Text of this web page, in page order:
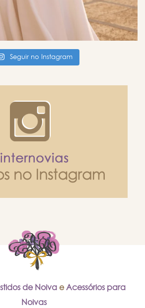
Seguir no Instagram
de Noiva e Acessórios para
Noivas